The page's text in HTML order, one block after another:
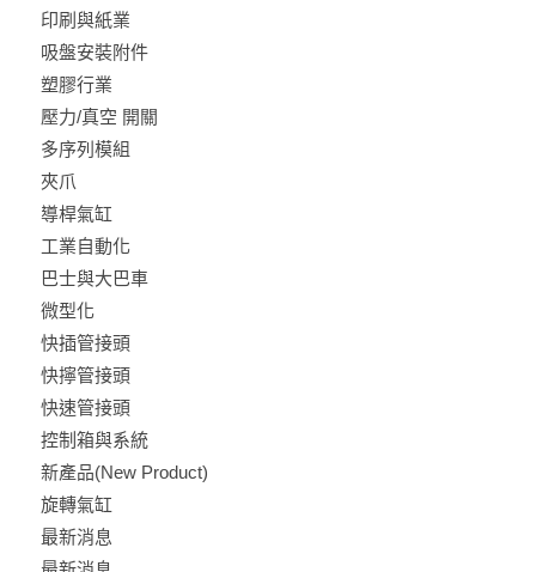
印刷與紙業
吸盤安裝附件
塑膠行業
壓力/真空 開關
多序列模組
夾爪
導桿氣缸
工業自動化
巴士與大巴車
微型化
快插管接頭
快擰管接頭
快速管接頭
控制箱與系統
新產品(New Product)
旋轉氣缸
最新消息